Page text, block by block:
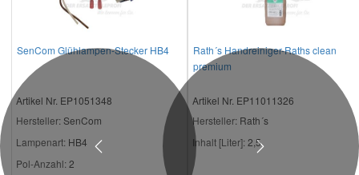
SenCom Glühlampen-Stecker HB4
Artikel Nr. EP1051348
Hersteller: SenCom
Lampenart: HB4
Pol-Anzahl: 2
Rath´s Handreiniger-Raths clean
premium
Artikel Nr. EP11011326
Hersteller: Rath´s
Inhalt [Liter]: 2,5
Previous Next